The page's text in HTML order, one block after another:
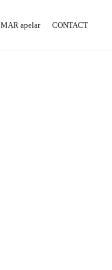
MAR apelar CONTACT